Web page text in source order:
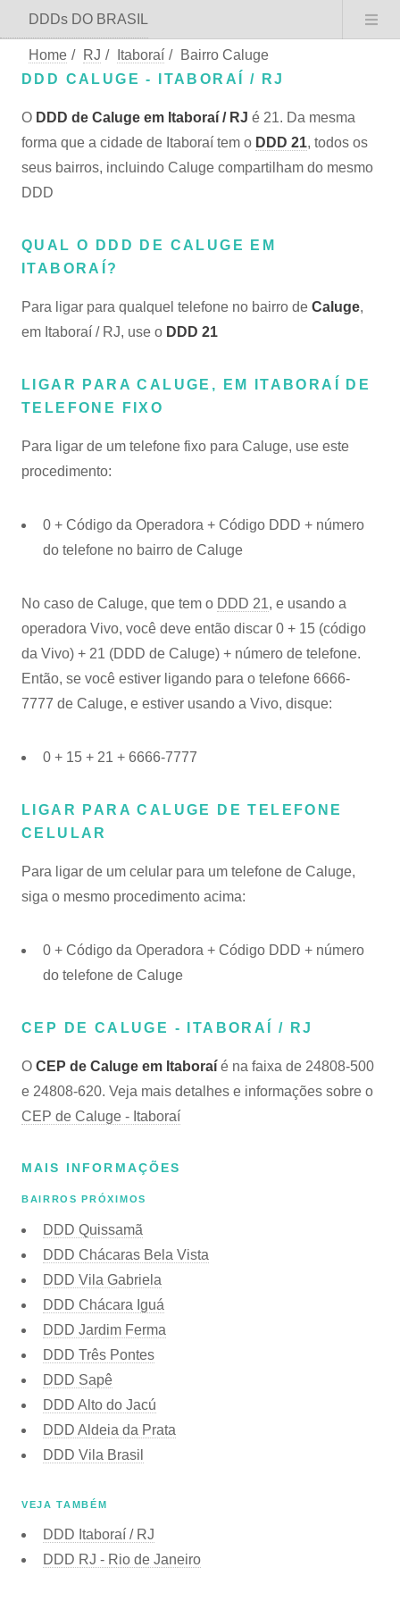
DDDs DO BRASIL
Home / RJ / Itaboraí /
Bairro Caluge
DDD CALUGE - ITABORAÍ / RJ
O DDD de Caluge em Itaboraí / RJ é 21. Da mesma
forma que a cidade de Itaboraí tem o DDD 21, todos os
seus bairros, incluindo Caluge compartilham do mesmo
DDD
QUAL O DDD DE CALUGE EM
ITABORAÍ?
Para ligar para qualquel telefone no bairro de Caluge,
em Itaboraí / RJ, use o DDD 21
LIGAR PARA CALUGE, EM ITABORAÍ DE
TELEFONE FIXO
Para ligar de um telefone fixo para Caluge, use este
procedimento:
0 + Código da Operadora + Código DDD + número
do telefone no bairro de Caluge
No caso de Caluge, que tem o DDD 21, e usando a
operadora Vivo, você deve então discar 0 + 15 (código
da Vivo) + 21 (DDD de Caluge) + número de telefone.
Então, se você estiver ligando para o telefone 6666-
7777 de Caluge, e estiver usando a Vivo, disque:
0 + 15 + 21 + 6666-7777
LIGAR PARA CALUGE DE TELEFONE
CELULAR
Para ligar de um celular para um telefone de Caluge,
siga o mesmo procedimento acima:
0 + Código da Operadora + Código DDD + número
do telefone de Caluge
CEP DE CALUGE - ITABORAÍ / RJ
O CEP de Caluge em Itaboraí é na faixa de 24808-500
e 24808-620. Veja mais detalhes e informações sobre o
CEP de Caluge - Itaboraí
MAIS INFORMAÇÕES
BAIRROS PRÓXIMOS
DDD Quissamã
DDD Chácaras Bela Vista
DDD Vila Gabriela
DDD Chácara Iguá
DDD Jardim Ferma
DDD Três Pontes
DDD Sapê
DDD Alto do Jacú
DDD Aldeia da Prata
DDD Vila Brasil
VEJA TAMBÉM
DDD Itaboraí / RJ
DDD RJ - Rio de Janeiro